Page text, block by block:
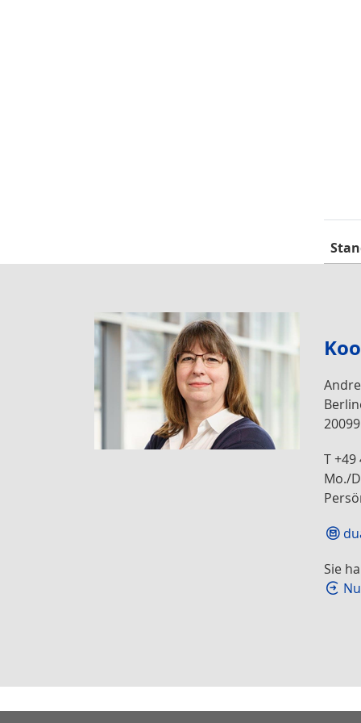
T +49
Mo./
Sie